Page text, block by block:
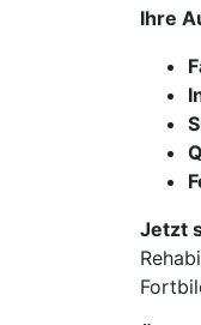
Ihre
Jetzt